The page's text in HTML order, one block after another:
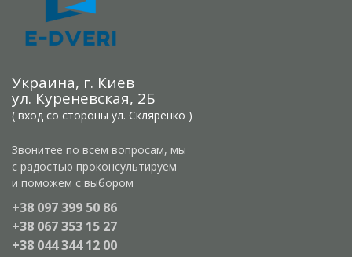
Украина, г. Киев
ул. Куреневская, 2Б
( вход со стороны ул. Скляренко )
Звонитее по всем вопросам, мы
с радостью проконсультируем
и поможем с выбором
+38 097 399 50 86
+38 067 353 15 27
+38 044 344 12 00